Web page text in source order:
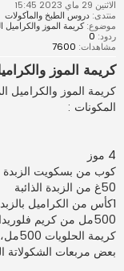
الاثنين 29 ماي 2023 15:45
منتدى: دروس الطبخ والمأكولات
موضوع:كريمة الموز والكراميل
ردود: 0
مشاهدات: 7600
كريمة الموز
كريمة الموز والكراميل
المكونات :
4 موز
كوب من بسكويت الزبدة
50غ من الزبدة الذائبة
500مل من كريم فلوريدا
كريمة الحلويات 500مل،
بعض مربعات الشكولاتة